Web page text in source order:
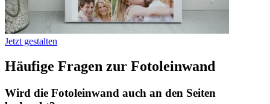
Jetzt gestalten
Häufige Fragen zur Fotoleinwand
Wird die Fotoleinwand auch an den Seiten